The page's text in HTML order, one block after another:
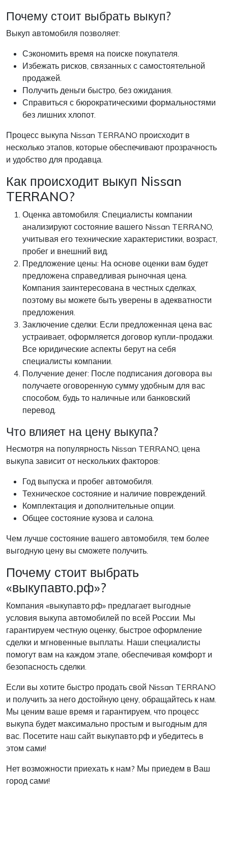
Почему стоит выбрать выкуп?
Выкуп автомобиля позволяет:
Сэкономить время на поиске покупателя.
Избежать рисков, связанных с самостоятельной
продажей.
Получить деньги быстро, без ожидания.
Справиться с бюрократическими формальностями
без лишних хлопот.
Процесс выкупа Nissan TERRANO происходит в
несколько этапов, которые обеспечивают прозрачность
и удобство для продавца.
Как происходит выкуп Nissan
TERRANO?
Оценка автомобиля: Специалисты компании
анализируют состояние вашего Nissan TERRANO,
учитывая его технические характеристики, возраст,
пробег и внешний вид.
Предложение цены: На основе оценки вам будет
предложена справедливая рыночная цена.
Компания заинтересована в честных сделках,
поэтому вы можете быть уверены в адекватности
предложения.
Заключение сделки: Если предложенная цена вас
устраивает, оформляется договор купли-продажи.
Все юридические аспекты берут на себя
специалисты компании.
Получение денег: После подписания договора вы
получаете оговоренную сумму удобным для вас
способом, будь то наличные или банковский
перевод.
Что влияет на цену выкупа?
Несмотря на популярность Nissan TERRANO, цена
выкупа зависит от нескольких факторов:
Год выпуска и пробег автомобиля.
Техническое состояние и наличие повреждений.
Комплектация и дополнительные опции.
Общее состояние кузова и салона.
Чем лучше состояние вашего автомобиля, тем более
выгодную цену вы сможете получить.
Почему стоит выбрать
«выкупавто.рф»?
Компания «выкупавто.рф» предлагает выгодные
условия выкупа автомобилей по всей России. Мы
гарантируем честную оценку, быстрое оформление
сделки и мгновенные выплаты. Наши специалисты
помогут вам на каждом этапе, обеспечивая комфорт и
безопасность сделки.
Если вы хотите быстро продать свой Nissan TERRANO
и получить за него достойную цену, обращайтесь к нам.
Мы ценим ваше время и гарантируем, что процесс
выкупа будет максимально простым и выгодным для
вас. Посетите наш сайт выкупавто.рф и убедитесь в
этом сами!
Нет возможности приехать к нам? Мы приедем в Ваш
город сами!